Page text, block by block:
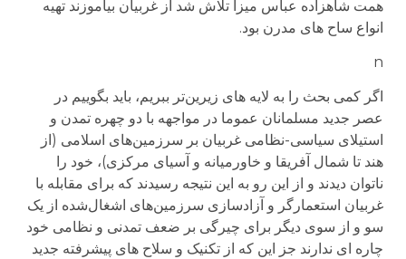
همت شاهزاده عباس میزا تلاش شد از غربیان بیاموزند تهیه
انواع ساح های مدرن بود.
n
اگر کمی بحث را به لایه های زیرین‌تر ببریم، باید بگوییم در
عصر جدید مسلمانان عموما در مواجهه با دو چهره تمدن و
استیلای سیاسی-نظامی غربیان بر سرزمین‌های اسلامی (از
هند تا شمال آفریقا و خاورمیانه و آسیای مرکزی)، خود را
ناتوان دیدند و از این رو به این نتیجه رسیدند که برای مقابله با
غربیان استعمارگر و آزادسازی سرزمین‌های اشغال‌شده از یک
سو و از سوی دیگر برای چیرگی بر ضعف تمدنی و نظامی خود
چاره ای ندارند جز این که از تکنیک و سلاح های پیشرفته جدید